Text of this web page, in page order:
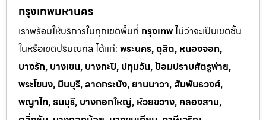
กรุงเทพมหานคร
เราพร้อมให้บริการในทุกเขตพื้นที่ กรุงเทพไม่ว่าจะเป็นเขตชั้น
ในหรือเขตปริมณฑล ได้แก่: พระนคร, ดุสิต, หนองจอก,
บางรัก, บางเขน, บางกะปิ, ปทุมวัน, ป้อมปราบศัตรูพ่าย,
พระโขนง, มีนบุรี, ลาดกระบัง, ยานนาวา, สัมพันธวงศ์,
พญาไท, ธนบุรี, บางกอกใหญ่, ห้วยขวาง, คลองสาน,